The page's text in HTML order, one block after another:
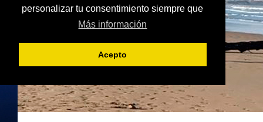
personalizar tu consentimiento siempre que
Más información
Acepto